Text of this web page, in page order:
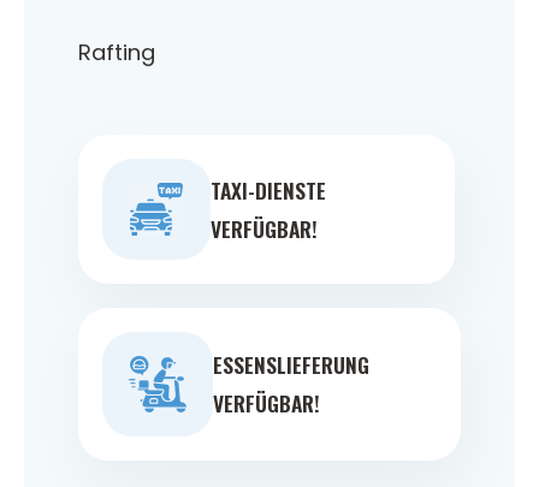
Rafting
TAXI-DIENSTE
VERFÜGBAR!
ESSENSLIEFERUNG
VERFÜGBAR!